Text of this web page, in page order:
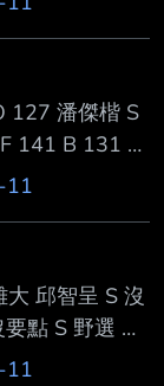
127 潘傑楷 S
141 B 131 H
F 144 H 126
11
邱智呈 S 沒
點 S 野選 陳
格來了 F 143
11